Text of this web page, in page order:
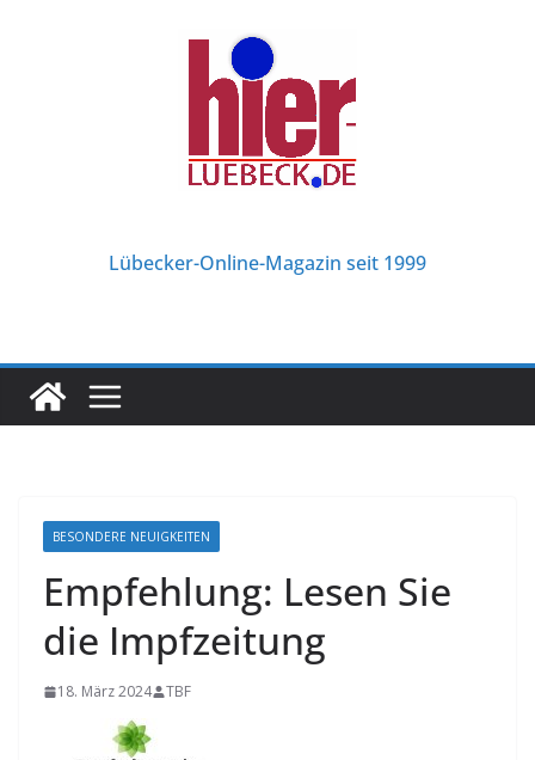
Lübecker-Online-Magazin seit 1999
BESONDERE NEUIGKEITEN
Empfehlung: Lesen Sie
die Impfzeitung
18. März 2024 TBF